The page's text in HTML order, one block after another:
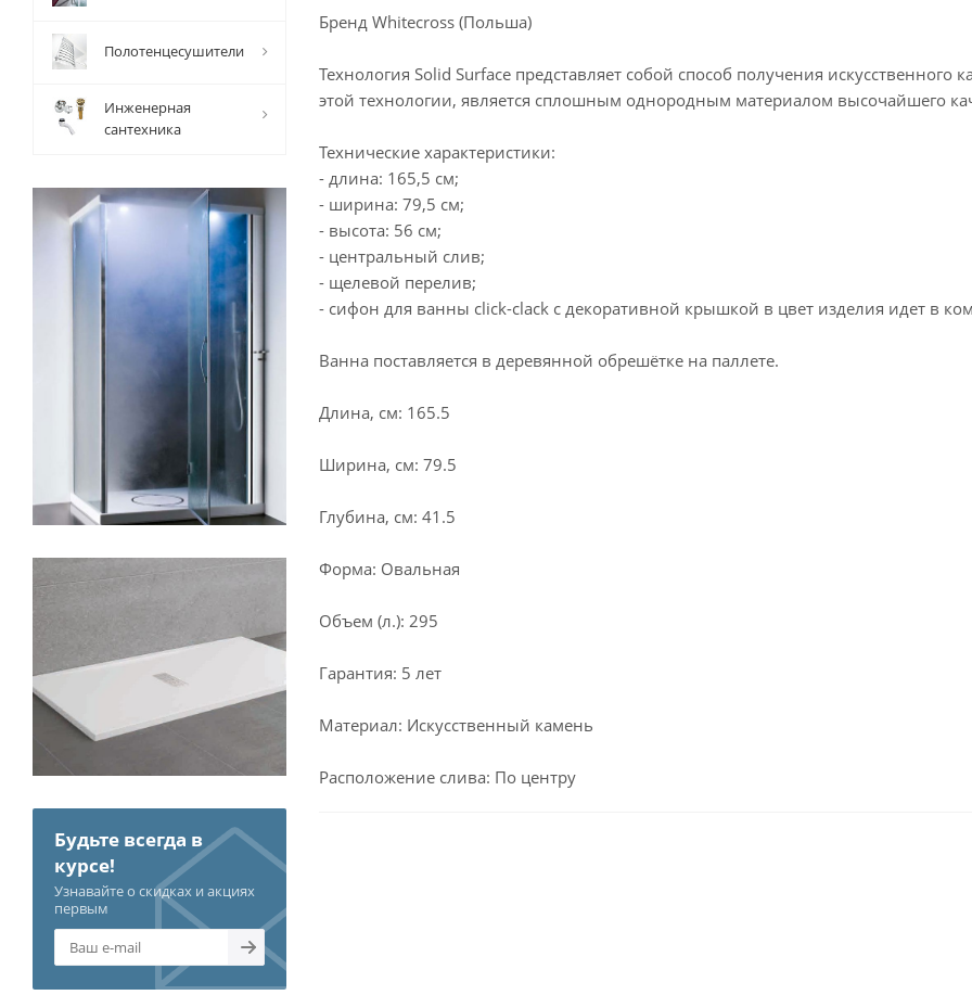
Бренд Whitecross (Польша)
Технология Solid Surface представляет собой способ получения
этой технологии, является сплошным однородным материалом высочайшего
Технические характеристики:
- длина: 165,5 см;
- ширина: 79,5 см;
- высота: 56 см;
- центральный слив;
- щелевой перелив;
- cифон для ванны click-clack с декоративной крышкой в цвет изделия идет в
Ванна поставляется в деревянной обрешётке на паллете.
Длина, см: 165.5
Ширина, см: 79.5
Глубина, см: 41.5
Форма: Овальная
Объем (л.): 295
Гарантия: 5 лет
Материал: Искусственный камень
Расположение слива: По центру
Полотенцесушители
Инженерная
сантехника
Будьте всегда в
курсе!
Узнавайте о скидках и акциях
первым